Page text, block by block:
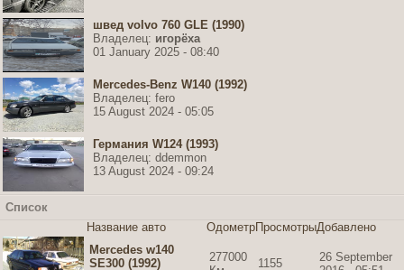
швед volvo 760 GLE (1990)
Владелец: игорёха
01 January 2025 - 08:40
Mercedes-Benz W140 (1992)
Владелец: fero
15 August 2024 - 05:05
Германия W124 (1993)
Владелец: ddemmon
13 August 2024 - 09:24
Список
Название авто
ОдометрПросмотрыДобавлено
Mercedes w140
SE300 (1992)
277000
1155
26 September